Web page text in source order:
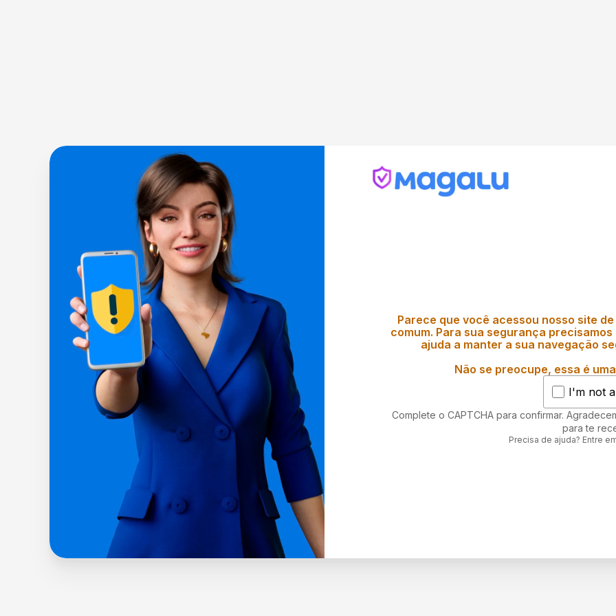
Parece que você acessou nosso site
comum. Para sua segurança
ajuda a manter a sua navegação
Não se preocupe, essa é
I'm not
Complete o CAPTCHA para confirmar.
para te
Precisa de ajuda? Entre